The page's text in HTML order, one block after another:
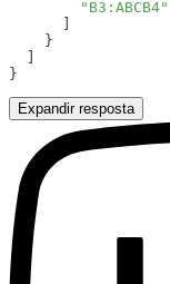
Expandir resposta